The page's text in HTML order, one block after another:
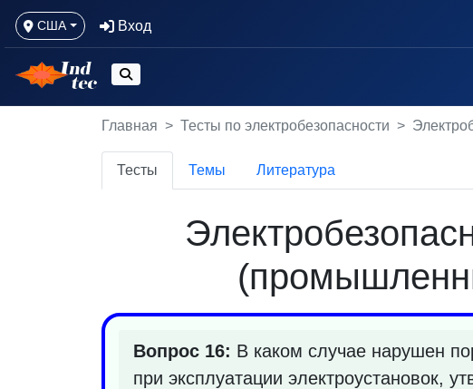
США Вход
Главная Тесты по электробезопасности
Тесты Темы Литература
Вопрос 16: В каком случае нарушен
при эксплуатации электроустановок,